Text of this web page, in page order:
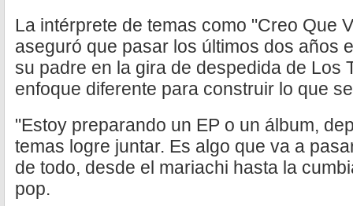
La intérprete de temas como "Creo Que
aseguró que pasar los últimos dos años
su padre en la gira de despedida de Los
enfoque diferente para construir lo que
"Estoy preparando un EP o un álbum,
temas logre juntar. Es algo que va a
de todo, desde el mariachi hasta la
pop.